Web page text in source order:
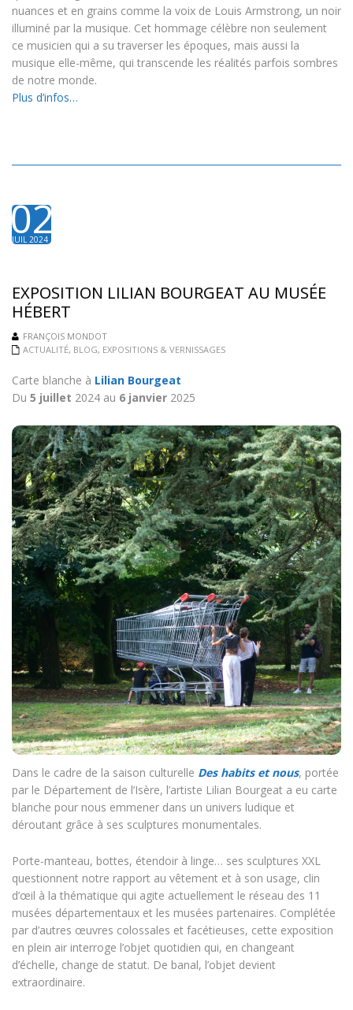
nuances et en grains comme la voix de Louis Armstrong, un noir
illuminé par la musique. Cet hommage célèbre non seulement
ce musicien qui a su traverser les époques, mais aussi la
musique elle-même, qui transcende les réalités parfois sombres
de notre monde.
Plus d’infos…
02
JUIL 2024
EXPOSITION LILIAN BOURGEAT AU MUSÉE
HÉBERT
FRANÇOIS MONDOT
ACTUALITÉ, BLOG, EXPOSITIONS & VERNISSAGES
Carte blanche à Lilian Bourgeat
Du 5 juillet 2024 au 6 janvier 2025
Dans le cadre de la saison culturelle Des habits et nous, portée
par le Département de l’Isère, l’artiste Lilian Bourgeat a eu carte
blanche pour nous emmener dans un univers ludique et
déroutant grâce à ses sculptures monumentales.
Porte-manteau, bottes, étendoir à linge… ses sculptures XXL
questionnent notre rapport au vêtement et à son usage, clin
d’œil à la thématique qui agite actuellement le réseau des 11
musées départementaux et les musées partenaires. Complétée
par d’autres œuvres colossales et facétieuses, cette exposition
en plein air interroge l’objet quotidien qui, en changeant
d’échelle, change de statut. De banal, l’objet devient
extraordinaire.